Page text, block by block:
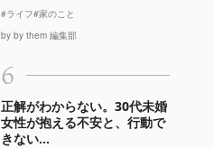
#ライフ#家のこと
by by them 編集部
6
正解がわからない。30代未婚
女性が抱える不安と、行動で
きない...